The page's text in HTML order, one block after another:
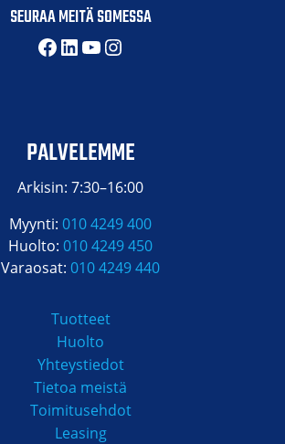
SEURAA MEITÄ SOMESSA
Facebook
LinkedIn
YouTube
Instagram
PALVELEMME
Arkisin: 7:30–16:00
Myynti: 010 4249 400
Huolto: 010 4249 450
Varaosat: 010 4249 440
Tuotteet
Huolto
Yhteystiedot
Tietoa meistä
Toimitusehdot
Leasing